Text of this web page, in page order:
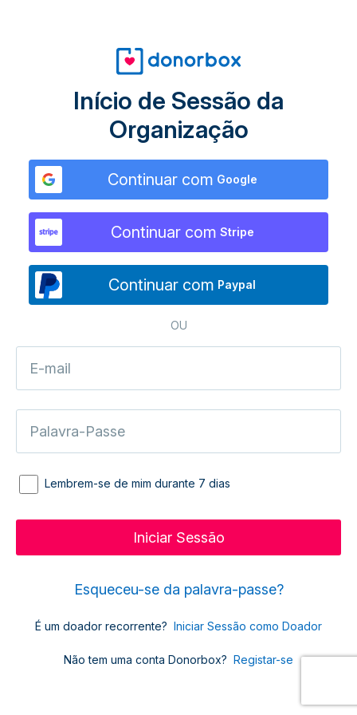
Início de Sessão da
Organização
Continuar com Google
Continuar com Stripe
Continuar com Paypal
OU
Lembrem-se de mim durante 7 dias
Esqueceu-se da palavra-passe?
É um doador recorrente? Iniciar Sessão como Doador
Não tem uma conta Donorbox? Registar-se